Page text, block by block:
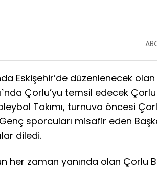
Eskişehir’de düzenlenecek
Çorlu’yu temsil edecek
Takımı, turnuva öncesi
sporcuları misafir eden
diledi.
her zaman yanında olan Çorlu